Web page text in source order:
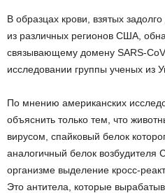
В образцах крови, взятых
из различных регионов США,
связывающему домену SARS-
исследовании группы ученых из
По мнению американских
объяснить только тем, что
вирусом, спайковый белок
аналогичный белок возбудителя
организме выделение кросс-
Это антитела, которые